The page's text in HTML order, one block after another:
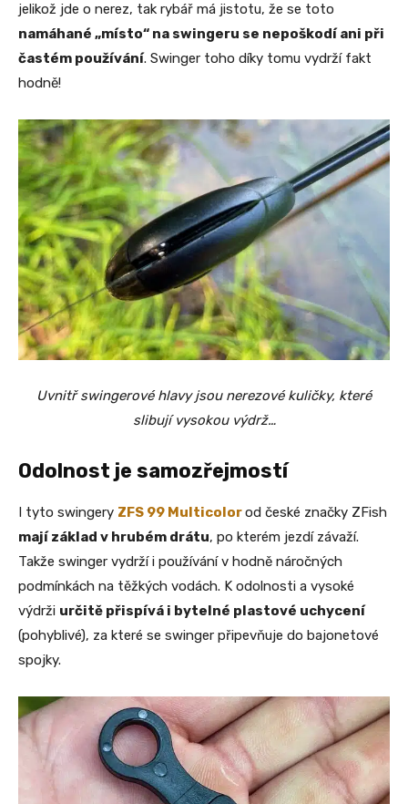
jelikož jde o nerez, tak rybář má jistotu, že se toto
namáhané „místo“ na swingeru se nepoškodí ani při
častém používání. Swinger toho díky tomu vydrží fakt
hodně!
Uvnitř swingerové hlavy jsou nerezové kuličky, které
slibují vysokou výdrž…
Odolnost je samozřejmostí
I tyto swingery ZFS 99 Multicolorod české značky ZFish
mají základ v hrubém drátu, po kterém jezdí závaží.
Takže swinger vydrží i používání v hodně náročných
podmínkách na těžkých vodách. K odolnosti a vysoké
výdrži určitě přispívá i bytelné plastové uchycení
(pohyblivé), za které se swinger připevňuje do bajonetové
spojky.